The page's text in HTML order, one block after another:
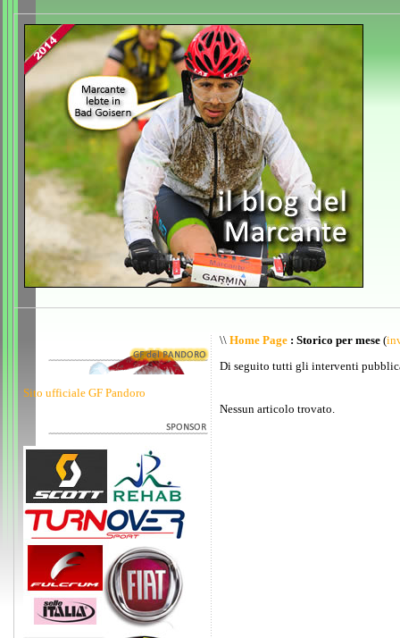
Sito ufficiale GF Pandoro
\\ Home Page : Storico per mese (
Di seguito tutti gli interventi
Nessun articolo trovato.